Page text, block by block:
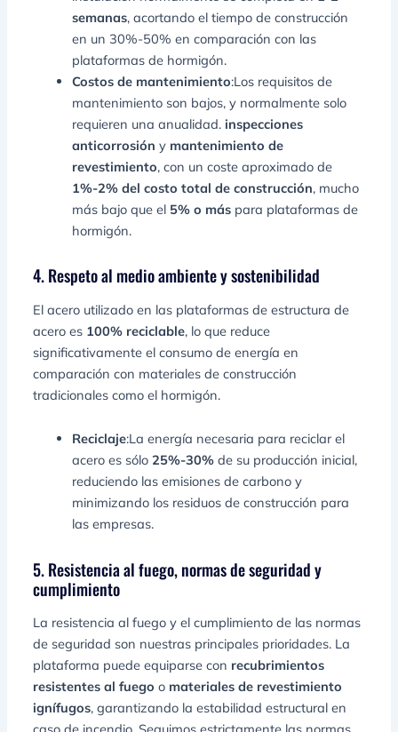
semanas, acortando el tiempo de construcción
en un 30%-50% en comparación con las
plataformas de hormigón.
Costos de mantenimiento:Los requisitos de
mantenimiento son bajos, y normalmente solo
requieren una anualidad. inspecciones
anticorrosión y mantenimiento de
revestimiento, con un coste aproximado de
1%-2% del costo total de construcción, mucho
más bajo que el 5% o más para plataformas de
hormigón.
4. Respeto al medio ambiente y sostenibilidad
El acero utilizado en las plataformas de estructura de
acero es 100% reciclable, lo que reduce
significativamente el consumo de energía en
comparación con materiales de construcción
tradicionales como el hormigón.
Reciclaje:La energía necesaria para reciclar el
acero es sólo 25%-30% de su producción inicial,
reduciendo las emisiones de carbono y
minimizando los residuos de construcción para
las empresas.
5. Resistencia al fuego, normas de seguridad y
cumplimiento
La resistencia al fuego y el cumplimiento de las normas
de seguridad son nuestras principales prioridades. La
plataforma puede equiparse con recubrimientos
resistentes al fuego o materiales de revestimiento
ignífugos, garantizando la estabilidad estructural en